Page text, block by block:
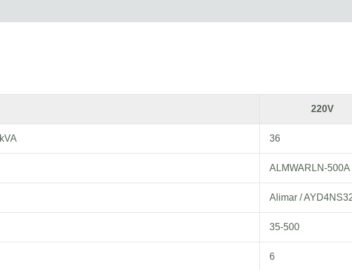
220V
kVA 36
ALMWARLN-500A
Alimar /
35-500
6